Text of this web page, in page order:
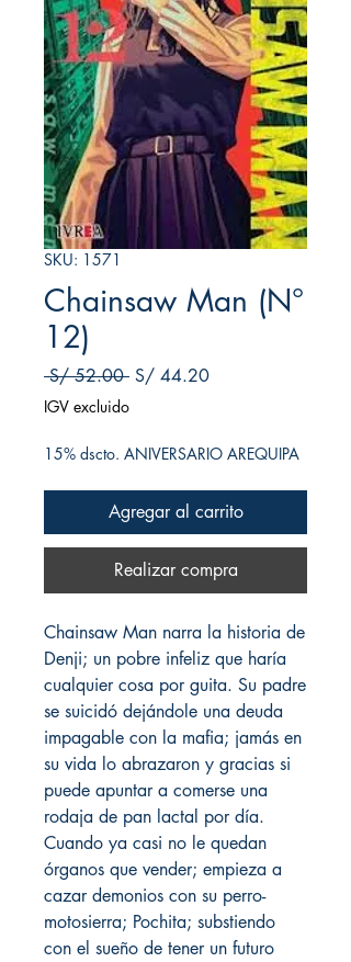
SKU: 1571
Chainsaw Man (N°
12)
S/ 52.00 Precio
S/ 44.20Precio de oferta
IGV excluido
15% dscto. ANIVERSARIO AREQUIPA
Agregar al carrito
Realizar compra
Chainsaw Man narra la historia de
Denji; un pobre infeliz que haría
cualquier cosa por guita. Su padre
se suicidó dejándole una deuda
impagable con la mafia; jamás en
su vida lo abrazaron y gracias si
puede apuntar a comerse una
rodaja de pan lactal por día.
Cuando ya casi no le quedan
órganos que vender; empieza a
cazar demonios con su perro-
motosierra; Pochita; substiendo
con el sueño de tener un futuro